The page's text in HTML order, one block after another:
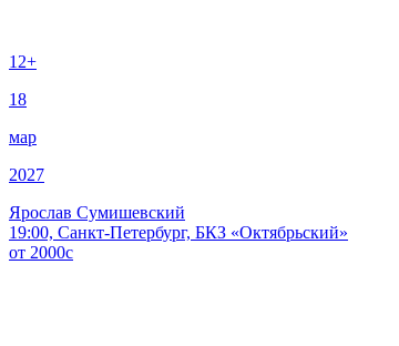
12+
18
мар
2027
Ярослав Сумишевский
19:00, Санкт-Петербург, БКЗ «Октябрьский»
от 2000c